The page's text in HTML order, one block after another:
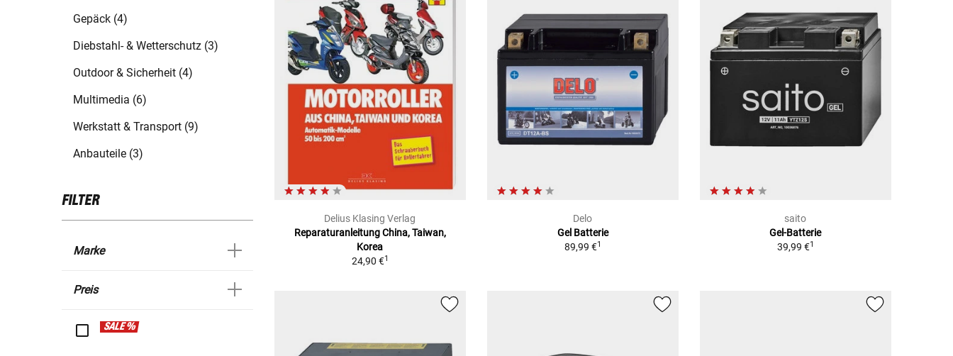
Gepäck (4)
Diebstahl- & Wetterschutz (3)
Outdoor & Sicherheit (4)
Multimedia (6)
Werkstatt & Transport (9)
Anbauteile (3)
FILTER
Marke
Preis
SALE %
Delius Klasing Verlag
Reparaturanleitung China, Taiwan,
Korea
24,90 €1
Delo
Gel Batterie
89,99 €1
saito
Gel-Batterie
39,99 €1